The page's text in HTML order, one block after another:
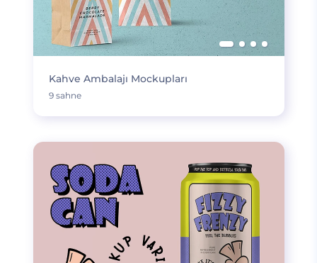
Kahve Ambalajı Mockupları
9 sahne